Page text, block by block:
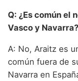
Q: ¿Es común el
Vasco y Navarra?
A: No, Araitz es
común fuera de
Navarra en